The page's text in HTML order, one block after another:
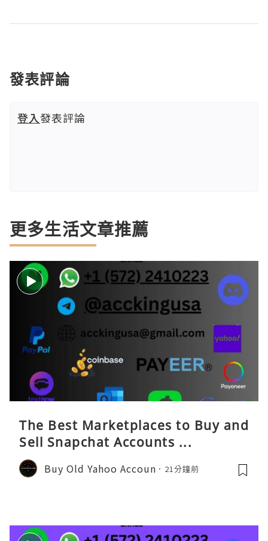
發表評論
登入發表評論
更多生活文章推薦
The Best Marketplaces to Buy and
Sell Snapchat Accounts ...
Buy Old Yahoo Accoun 21分鐘前